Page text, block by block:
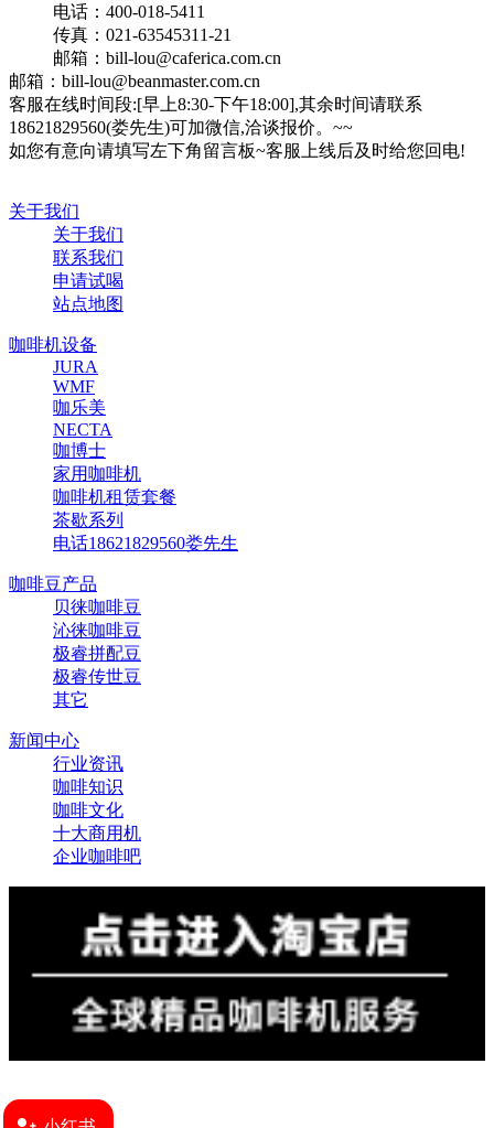
电话：400-018-5411
传真：021-63545311-21
邮箱：bill-lou@caferica.com.cn
邮箱：bill-lou@beanmaster.com.cn
客服在线时间段:[早上8:30-下午18:00],其余时间请联系
18621829560(娄先生)可加微信,洽谈报价。~~
如您有意向请填写左下角留言板~客服上线后及时给您回电!
关于我们
关于我们
联系我们
申请试喝
站点地图
咖啡机设备
JURA
WMF
咖乐美
NECTA
咖博士
家用咖啡机
咖啡机租赁套餐
茶歇系列
电话18621829560娄先生
咖啡豆产品
贝徕咖啡豆
沁徕咖啡豆
极睿拼配豆
极睿传世豆
其它
新闻中心
行业资讯
咖啡知识
咖啡文化
十大商用机
企业咖啡吧